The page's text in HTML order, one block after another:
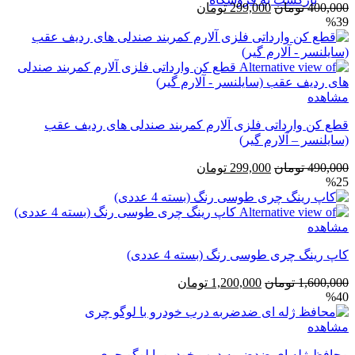
400,000 تومانقیمت
400,000 تومان
بود.
299,000 تومان
299,000 تومان
%39
مشاهده
قطع کن وارداتی فلزی آلارم کمربند صندلی های ردیف عقب
(سایلنسر – آلارم گیر)
490,000 تومان قیمت
490,000 تومان
بود.
299,000 تومان
299,000 تومان
است.
%25
مشاهده
کاپ رینگ چری طوسی رنگ (بسته 4 عددی)
1,600,000 تومان قیمت
1,600,000 تومان
1,200,000 تومان
1,200,000 تومان
%40
مشاهده